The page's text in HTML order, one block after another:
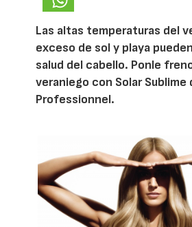
Las altas temperaturas del
exceso de sol y playa
salud del cabello. Ponle
veraniego con Solar Sublime
Professionnel.